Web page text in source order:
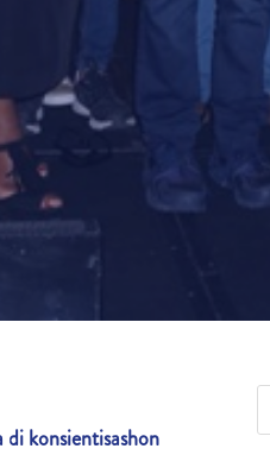
konsientisashon